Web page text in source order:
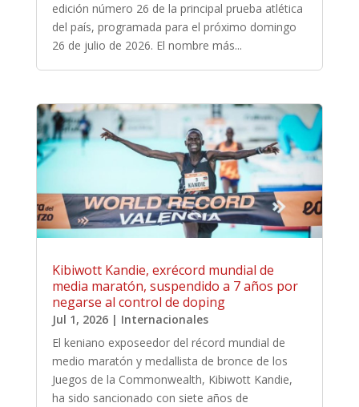
edición número 26 de la principal prueba atlética
del país, programada para el próximo domingo
26 de julio de 2026. El nombre más...
Kibiwott Kandie, exrécord mundial de
media maratón, suspendido a 7 años por
negarse al control de doping
Jul 1, 2026| Internacionales
El keniano exposeedor del récord mundial de
medio maratón y medallista de bronce de los
Juegos de la Commonwealth, Kibiwott Kandie,
ha sido sancionado con siete años de